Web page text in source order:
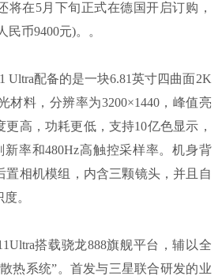
将在5月下旬正式在德国开启订购，
民币9400元)。。
配备的是一块6.81英寸四曲面2K
材料，分辨率为3200×1440，峰值亮
更高，功耗更低，支持10亿色显示，
新率和480Hz高触控采样率。机身背
置相机模组，内含三颗镜头，并且自
。
搭载骁龙888旗舰平台，辅以全
热系统”。首发与三星联合研发的业